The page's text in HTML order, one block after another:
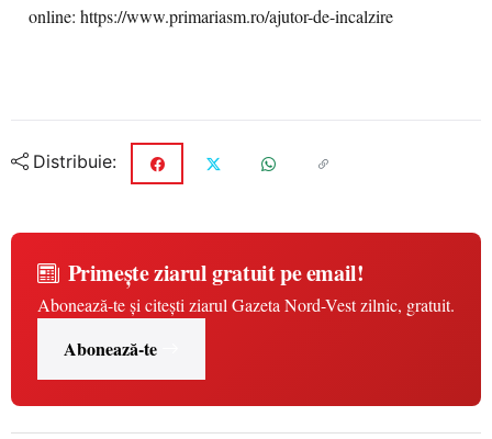
online: https://www.primariasm.ro/ajutor-de-incalzire
Distribuie:
Primește ziarul gratuit pe email!
Abonează-te și citești ziarul Gazeta Nord-Vest zilnic, gratuit.
Abonează-te